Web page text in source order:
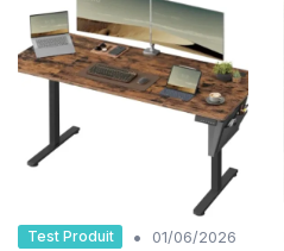
Test Produit •
01/06/2026